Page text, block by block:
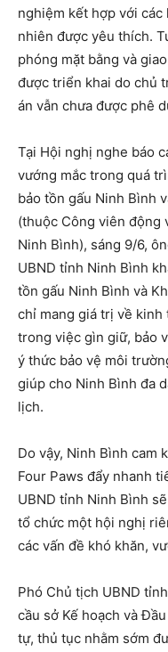
nghiệm kết hợp với
nhiên được yêu thích.
phóng mặt bằng và
được triển khai do chủ
án vẫn chưa được phê
Tại Hội nghị nghe báo
vướng mắc trong quá
bảo tồn gấu Ninh Bình
(thuộc Công viên động
Ninh Bình), sáng 9/6,
UBND tỉnh Ninh Bình
tồn gấu Ninh Bình và
chỉ mang giá trị về kinh
trong việc gìn giữ, bảo
ý thức bảo vệ môi
giúp cho Ninh Bình đa
lịch.
Do vậy, Ninh Bình cam
Four Paws đẩy nhanh
UBND tỉnh Ninh Bình
tổ chức một hội nghị
các vấn đề khó khăn,
Phó Chủ tịch UBND
cầu sở Kế hoạch và
tự, thủ tục nhằm sớm